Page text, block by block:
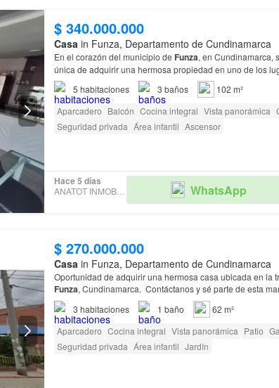
$ 340.000.000
Casa in Funza, Departamento de Cundinamarca
En el corazón del municipio de Funza, en Cundinamarca,
única de adquirir una hermosa propiedad en uno de los
privilegiada en una zona de alta valorización, este dúpl…
5 habitaciones 3 baños
102 m²
Aparcadero Balcón Cocina integral Vista panorámica
Seguridad privada Área infantil Ascensor
Hace 5 días
ANATOT INMOBILIARIA WhatsApp
$ 270.000.000
Casa in Funza, Departamento de Cundinamarca
Oportunidad de adquirir una hermosa casa ubicada en la
Funza, Cundinamarca. Contáctanos y sé parte de esta
Funza , Cundinamarca.…
3 habitaciones 1 baño
62 m²
Aparcadero Cocina integral Vista panorámica Patio
Seguridad privada Área infantil Jardín